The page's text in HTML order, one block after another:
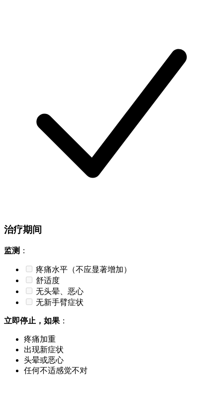
治疗期间
监测 ：
疼痛水平（不应显著增加）
舒适度
无头晕、恶心
无新手臂症状
立即停止，如果 ：
疼痛加重
出现新症状
头晕或恶心
任何不适感觉不对